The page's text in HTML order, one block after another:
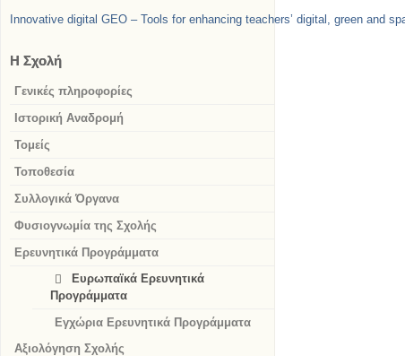
Innovative digital GEO – Tools for enhancing teachers’ digital, green
Η Σχολή
Γενικές πληροφορίες
Ιστορική Αναδρομή
Τομείς
Τοποθεσία
Συλλογικά Όργανα
Φυσιογνωμία της Σχολής
Ερευνητικά Προγράμματα
Ευρωπαϊκά Ερευνητικά
Προγράμματα
Εγχώρια Ερευνητικά Προγράμματα
Αξιολόγηση Σχολής